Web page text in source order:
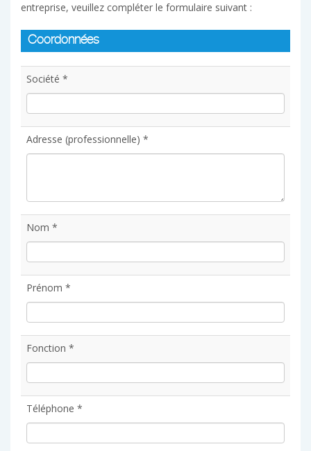
entreprise, veuillez compléter le formulaire suivant :
Coordonnées
Société *
Adresse (professionnelle) *
Nom *
Prénom *
Fonction *
Téléphone *